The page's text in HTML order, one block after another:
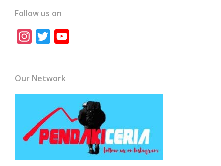
Follow us on
Instagram
Twitter
Our Network